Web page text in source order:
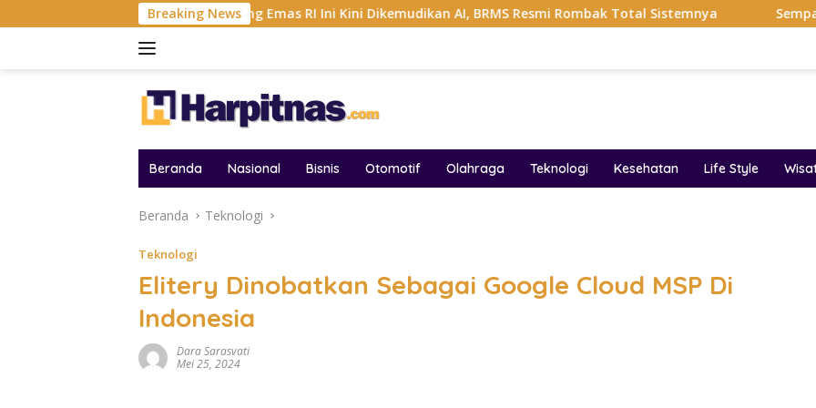
ke
Breaking News
Tambang Emas RI Ini Kini Dikemudikan AI, BRMS Resmi Rombak Total Sistemnya Sempat Viral Gaya
Beranda Nasional Bisnis Otomotif Olahraga Teknologi Kesehatan Life Style
Beranda Teknologi
Teknologi
Elitery Dinobatkan Sebagai Google Cloud MSP Di
Indonesia
Dara Sarasvati
Mei 25, 2024